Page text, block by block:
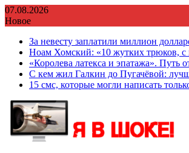
Перейти
к
07.08.2026
Новое
За невесту заплатили миллион
Ноам Хомский: «10 жутких трюков,
«Королева латекса и эпатажа».
С кем жил Галкин до Пугачёвой:
15 смс, которые могли написать